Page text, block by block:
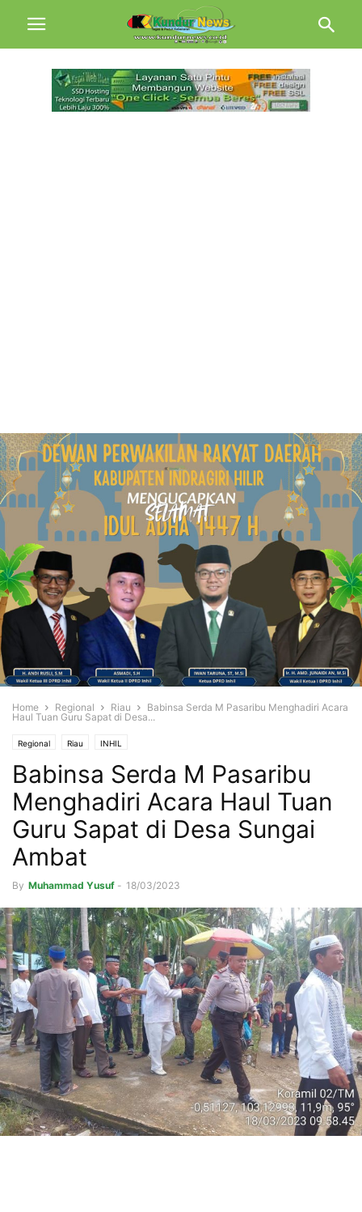
Home Regional Riau
Babinsa Serda M Pasaribu Menghadiri Acara
Haul Tuan Guru Sapat di Desa...
Regional Riau INHIL
Babinsa Serda M Pasaribu
Menghadiri Acara Haul Tuan
Guru Sapat di Desa Sungai
Ambat
By Muhammad Yusuf - 18/03/2023